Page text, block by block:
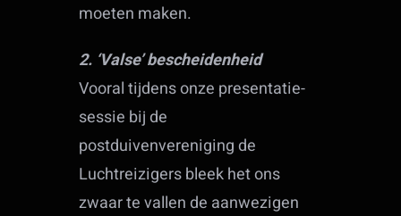
moeten maken.
2. ‘Valse’ bescheidenheid
Vooral tijdens onze presentatie-
sessie bij de
postduivenvereniging de
Luchtreizigers bleek het ons
zwaar te vallen de aanwezigen